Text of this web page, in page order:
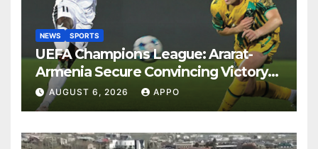
NEWS SPORTS
UEFA Champions League: Ararat-
Armenia Secure Convincing Victory
Over Shamrock Rovers 2-0
AUGUST 6, 2026 APPO